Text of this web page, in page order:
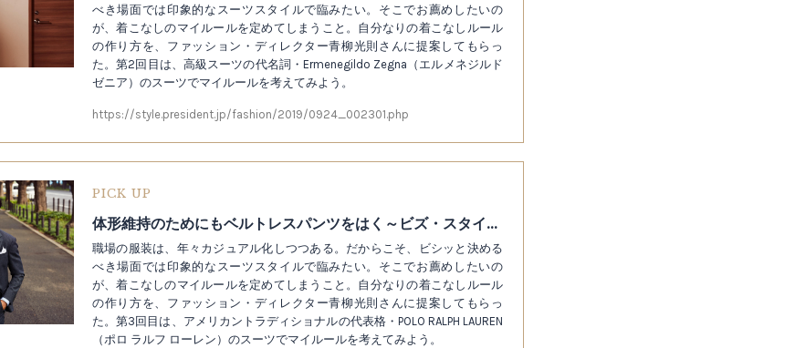
べき場面では印象的なスーツスタイルで臨みたい。そこでお薦めしたいの
が、着こなしのマイルールを定めてしまうこと。自分なりの着こなしルール
の作り方を、ファッション・ディレクター青柳光則さんに提案してもらっ
た。第2回目は、高級スーツの代名詞・Ermenegildo Zegna（エルメネジルド
ゼニア）のスーツでマイルールを考えてみよう。
https://style.president.jp/fashion/2019/0924_002301.php
PICK UP
体形維持のためにもベルトレスパンツをはく～ビズ・スタイルを格上げするマイルール25
職場の服装は、年々カジュアル化しつつある。だからこそ、ビシッと決める
べき場面では印象的なスーツスタイルで臨みたい。そこでお薦めしたいの
が、着こなしのマイルールを定めてしまうこと。自分なりの着こなしルール
の作り方を、ファッション・ディレクター青柳光則さんに提案してもらっ
た。第3回目は、アメリカントラディショナルの代表格・POLO RALPH LAUREN
（ポロ ラルフ ローレン）のスーツでマイルールを考えてみよう。